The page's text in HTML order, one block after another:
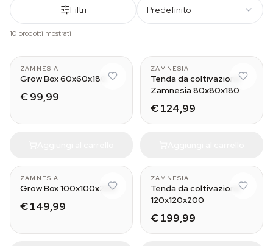
Filtri Predefinito
10 prodotti mostrati
ZAMNESIA
Grow Box 60x60x180
€ 99,99
ZAMNESIA
Tenda da coltivazione
Zamnesia 80x80x180
€ 124,99
ZAMNESIA
Grow Box 100x100x200
€ 149,99
ZAMNESIA
Tenda da coltivazione
120x120x200
€ 199,99